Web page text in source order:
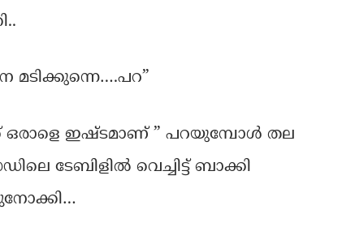
മടിക്കുന്നെ….പറ”
ഒരാളെ ഇഷ്ടമാണ് ” പറയുമ്പോൾ തല
ടേബിളിൽ വെച്ചിട്ട് ബാക്കി